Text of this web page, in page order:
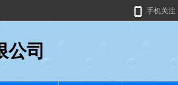
手机关注
公司